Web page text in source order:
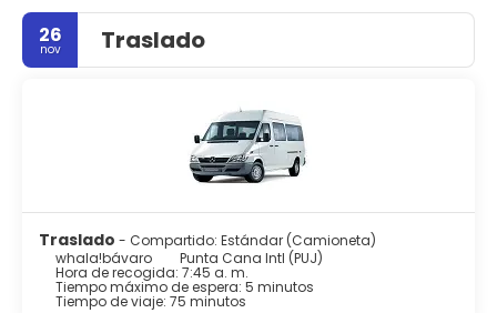
26
nov Traslado
Traslado - Compartido: Estándar (Camioneta)
whala!bávaro
Punta Cana Intl (PUJ)
Hora de recogida: 7:45 a. m.
Tiempo máximo de espera: 5 minutos
Tiempo de viaje: 75 minutos